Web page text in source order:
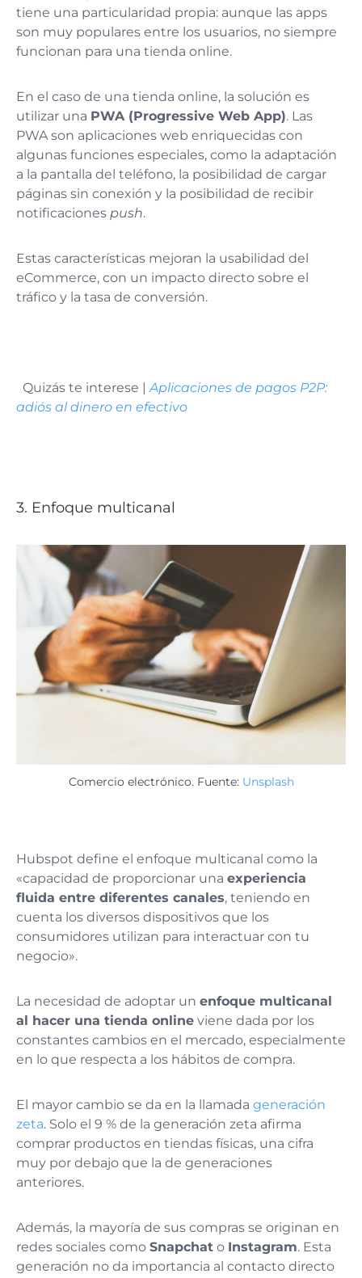
tiene una particularidad propia: aunque las apps
son muy populares entre los usuarios, no siempre
funcionan para una tienda online.
En el caso de una tienda online, la solución es
utilizar una PWA (Progressive Web App). Las
PWA son aplicaciones web enriquecidas con
algunas funciones especiales, como la adaptación
a la pantalla del teléfono, la posibilidad de cargar
páginas sin conexión y la posibilidad de recibir
notificaciones push.
Estas características mejoran la usabilidad del
eCommerce, con un impacto directo sobre el
tráfico y la tasa de conversión.
Quizás te interese | Aplicaciones de pagos P2P:
adiós al dinero en efectivo
3. Enfoque multicanal
Comercio electrónico. Fuente: Unsplash
Hubspot define el enfoque multicanal como la
«capacidad de proporcionar una experiencia
fluida entre diferentes canales, teniendo en
cuenta los diversos dispositivos que los
consumidores utilizan para interactuar con tu
negocio».
La necesidad de adoptar un enfoque multicanal
al hacer una tienda online viene dada por los
constantes cambios en el mercado, especialmente
en lo que respecta a los hábitos de compra.
El mayor cambio se da en la llamada generación
zeta. Solo el 9 % de la generación zeta afirma
comprar productos en tiendas físicas, una cifra
muy por debajo que la de generaciones
anteriores.
Además, la mayoría de sus compras se originan en
redes sociales como Snapchat o Instagram. Esta
generación no da importancia al contacto directo